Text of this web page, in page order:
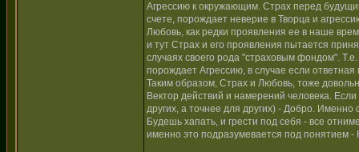
Агрессию к окружающим. Страх перед
счете, порождает неверие в Творца и
Любовь, как редки проявления ее в наше
и тут Страх и его проявления пытается
случаях своего рода "страховым фондом".
порождает Агрессию, в случае если
Таким образом, Страх и Любовь, тоже
Вектор действий и намерений человека.
других, а точнее для других) - Добро.
Будешь хапать, и грести под себя - все
именно это подразумевается под понятием -